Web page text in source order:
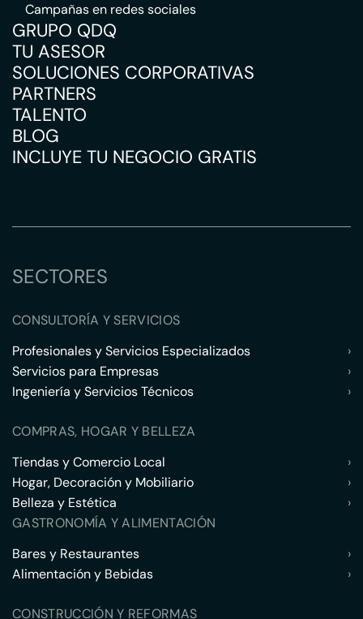
Campañas en redes sociales
GRUPO QDQ
TU ASESOR
SOLUCIONES CORPORATIVAS
PARTNERS
TALENTO
BLOG
INCLUYE TU NEGOCIO GRATIS
SECTORES
CONSULTORÍA Y SERVICIOS
Profesionales y Servicios Especializados
›
Servicios para Empresas
›
Ingeniería y Servicios Técnicos
›
COMPRAS, HOGAR Y BELLEZA
Tiendas y Comercio Local
›
Hogar, Decoración y Mobiliario
›
Belleza y Estética
›
GASTRONOMÍA Y ALIMENTACIÓN
Bares y Restaurantes
›
Alimentación y Bebidas
›
CONSTRUCCIÓN Y REFORMAS